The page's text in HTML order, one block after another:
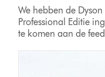
We hebben de
Professional Editie
te komen aan de